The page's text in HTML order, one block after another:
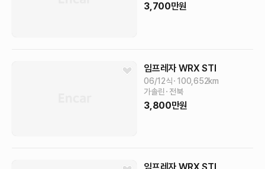
3,700만원
임프레자 WRX STI
06/12식 100,652km
가솔린
전북
3,800만원